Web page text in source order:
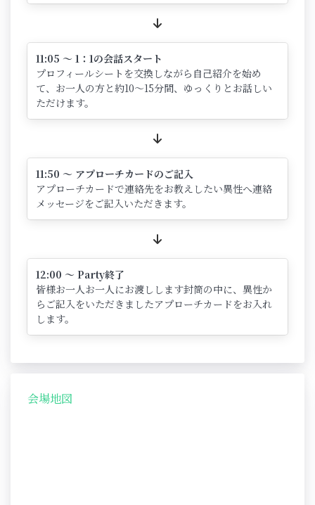
11:05 ～ 1：1の会話スタート
プロフィールシートを交換しながら自己紹介を始め
て、お一人の方と約10～15分間、ゆっくりとお話しい
ただけます。
11:50 ～ アプローチカードのご記入
アプローチカードで連絡先をお教えしたい異性へ連絡
メッセージをご記入いただきます。
12:00 ～ Party終了
皆様お一人お一人にお渡しします封筒の中に、異性か
らご記入をいただきましたアプローチカードをお入れ
します。
会場地図